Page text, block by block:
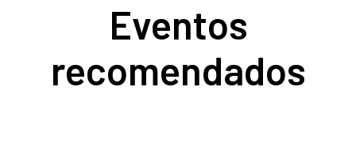
Eventos
recomendados